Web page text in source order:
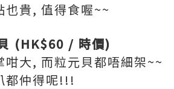
也貴, 值得食喔~~
(HK$60 / 時價)
咁大, 而粒元貝都唔細架~~
都仲得呢!!!